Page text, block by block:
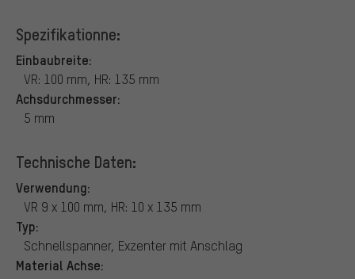
Spezifikationne:
Einbaubreite:
VR: 100 mm, HR: 135 mm
Achsdurchmesser:
5 mm
Technische Daten:
Verwendung:
VR 9 x 100 mm, HR: 10 x 135 mm
Typ:
Schnellspanner, Exzenter mit Anschlag
Material Achse: